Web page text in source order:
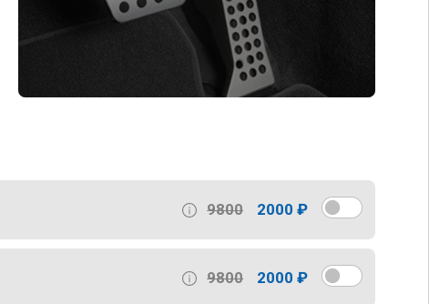
9800 2000 ₽
9800 2000 ₽